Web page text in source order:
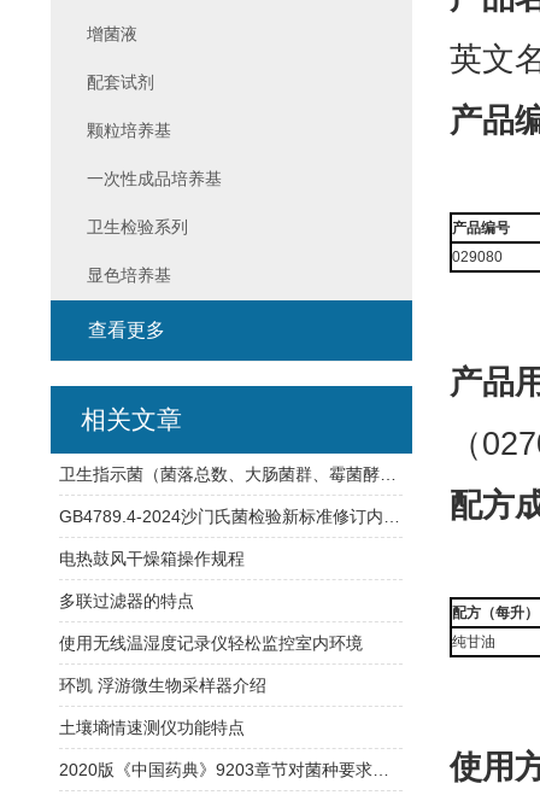
英文
产品
产品编号
029080
产品
（
配方
配方（每升）
纯甘油
使用
增菌液
配套试剂
颗粒培养基
一次性成品培养基
卫生检验系列
显色培养基
查看更多
相关文章
电热鼓风干燥箱操作规程
多联过滤器的特点
使用无线温湿度记录仪轻松监控室内环境
环凯 浮游微生物采样器介绍
土壤墒情速测仪功能特点